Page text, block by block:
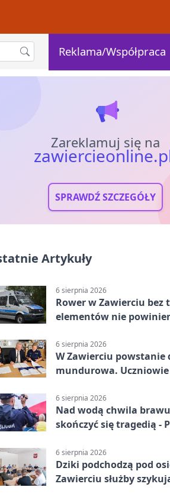
Reklama/Współpraca
Zareklamuj się na
SPRAWDŹ SZCZEGÓŁY
Artykuły
6 sierpnia 2026
Rower w Zawierciu bez
elementów nie
6 sierpnia 2026
W Zawierciu powstanie
mundurowa.
6 sierpnia 2026
Nad wodą chwila
skończyć się tragedią -
6 sierpnia 2026
Dziki podchodzą pod
Zawierciu służby